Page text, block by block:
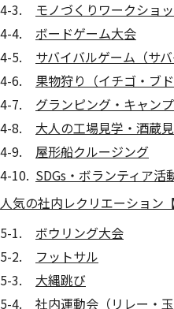
モノづくりワークショ
ボードゲーム大会
サバイバルゲーム（サバ
果物狩り（イチゴ・ブド
グランピング・キャンプ
大人の工場見学・酒蔵
屋形船クルージング
SDGs・ボランティア活
人気の社内レクリエーション
ボウリング大会
フットサル
大縄跳び
社内運動会（リレー・